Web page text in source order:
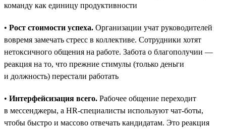
команду как единицу продуктивности
• Рост стоимости успеха. Организации учат руководителей
вовремя замечать стресс в коллективе. Сотрудники хотят
нетоксичного общения на работе. Забота о благополучии —
реакция на то, что прежние стимулы (только деньги
и должность) перестали работать
• Интерфейсизация всего. Рабочее общение переходит
в мессенджеры, а HR-специалисты используют чат-боты,
чтобы быстро и массово отвечать кандидатам. Это реакция